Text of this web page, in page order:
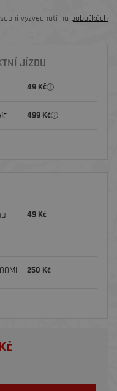
vyzvednutí na pobočkách
JÍZDU
49 Kč
499 Kč
49 Kč
250 Kč